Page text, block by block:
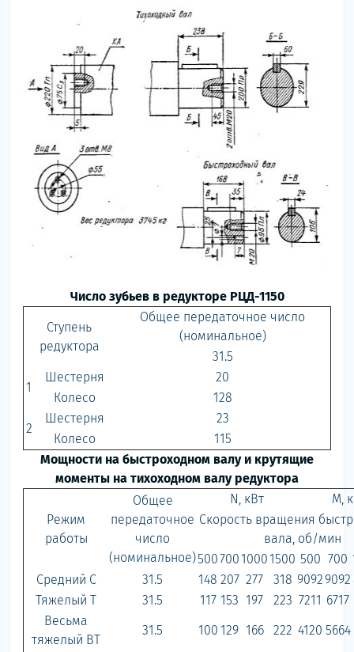
Число зубьев в редукторе РЦД-1150
Ступень
редуктора
Общее передаточное число
(номинальное)
31.5
1
Шестерня
20
Колесо
128
2
Шестерня
23
Колесо
115
Мощности на быстроходном валу и крутящие
моменты на тихоходном валу редуктора
Режим
работы
Общее
передаточное
число
(номинальное)
N, кВт
M,
Скорость вращения
вала, об/мин
50070010001500 500 700
Средний С
31.5 148 207 277 318 90929092
Тяжелый Т
31.5 117 153 197 223 7211 6717
Весьма
тяжелый ВТ
31.5 100 129 166 222 4120 5664